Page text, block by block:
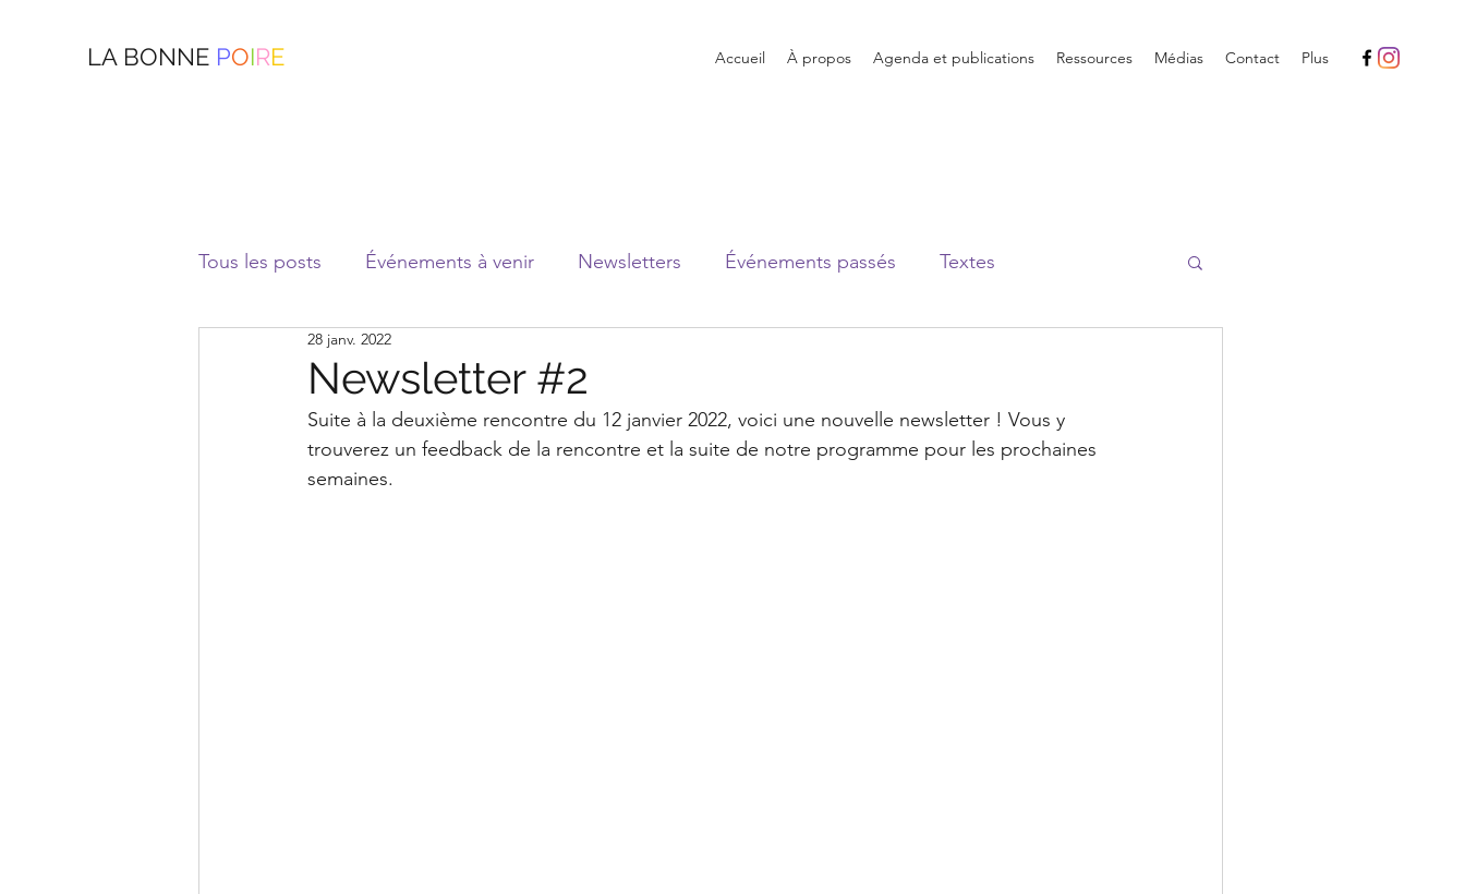
LA BONNE POIRE Accueil À propos Agenda et publications Ressources Médias Contact Plus
Tous les posts Événements à venir Newsletters Événements passés Textes
Newsletter #2
28 janv. 2022
Suite à la deuxième rencontre du 12 janvier 2022, voici une nouvelle newsletter ! Vous y
trouverez un feedback de la rencontre et la suite de notre programme pour les prochaines
semaines.